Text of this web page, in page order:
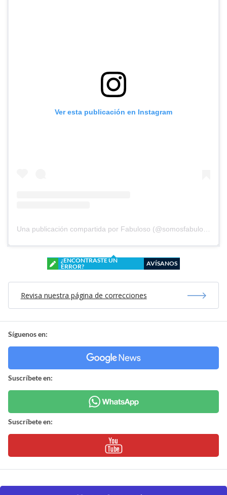
Ver esta publicación en Instagram
Una publicación compartida por Fabuloso (@somosfabuloso)
¿ENCONTRASTE UN
ERROR?
AVÍSANOS
Revisa nuestra página de correcciones
Síguenos en:
Suscríbete en:
Suscríbete en: